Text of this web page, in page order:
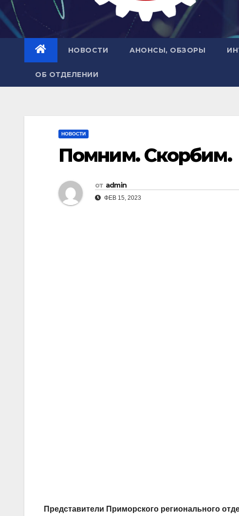
НОВОСТИ АНОНСЫ, ОБЗОРЫ
ОБ ОТДЕЛЕНИИ
НОВОСТИ
Помним. Скорбим.
от admin
ФЕВ 15, 2023
Представители Приморского регионального